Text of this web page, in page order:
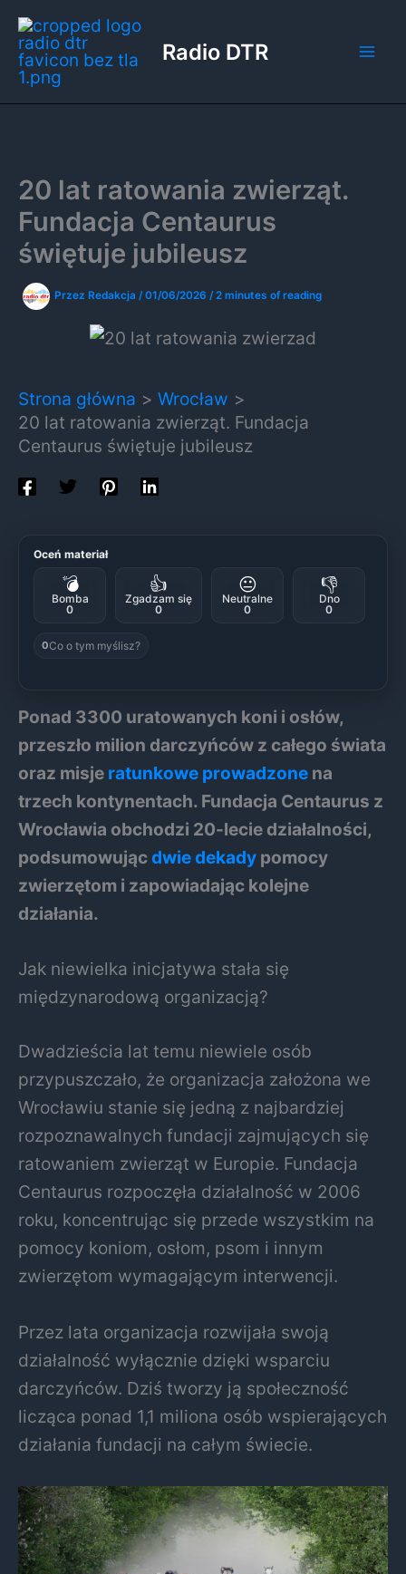
Przejdź
do
treści
Radio DTR
20 lat ratowania zwierząt.
Fundacja Centaurus
świętuje jubileusz
Przez Redakcja /01/06/2026 /2 minutes of reading
Strona główna
Wrocław
20 lat ratowania zwierząt. Fundacja
Centaurus świętuje jubileusz
Oceń materiał
💣
Bomba
0
👍
Zgadzam się
0
😐
Neutralne
0
👎
Dno
0
0Co o tym myślisz?
Ponad 3300 uratowanych koni i osłów,
przeszło milion darczyńców z całego świata
oraz misje ratunkowe prowadzone na
trzech kontynentach. Fundacja Centaurus z
Wrocławia obchodzi 20-lecie działalności,
podsumowującdwie dekady pomocy
zwierzętom i zapowiadając kolejne
działania.
Jak niewielka inicjatywa stała się
międzynarodową organizacją?
Dwadzieścia lat temu niewiele osób
przypuszczało, że organizacja założona we
Wrocławiu stanie się jedną z najbardziej
rozpoznawalnych fundacji zajmujących się
ratowaniem zwierząt w Europie. Fundacja
Centaurus rozpoczęła działalność w 2006
roku, koncentrując się przede wszystkim na
pomocy koniom, osłom, psom i innym
zwierzętom wymagającym interwencji.
Przez lata organizacja rozwijała swoją
działalność wyłącznie dzięki wsparciu
darczyńców. Dziś tworzy ją społeczność
licząca ponad 1,1 miliona osób wspierających
działania fundacji na całym świecie.